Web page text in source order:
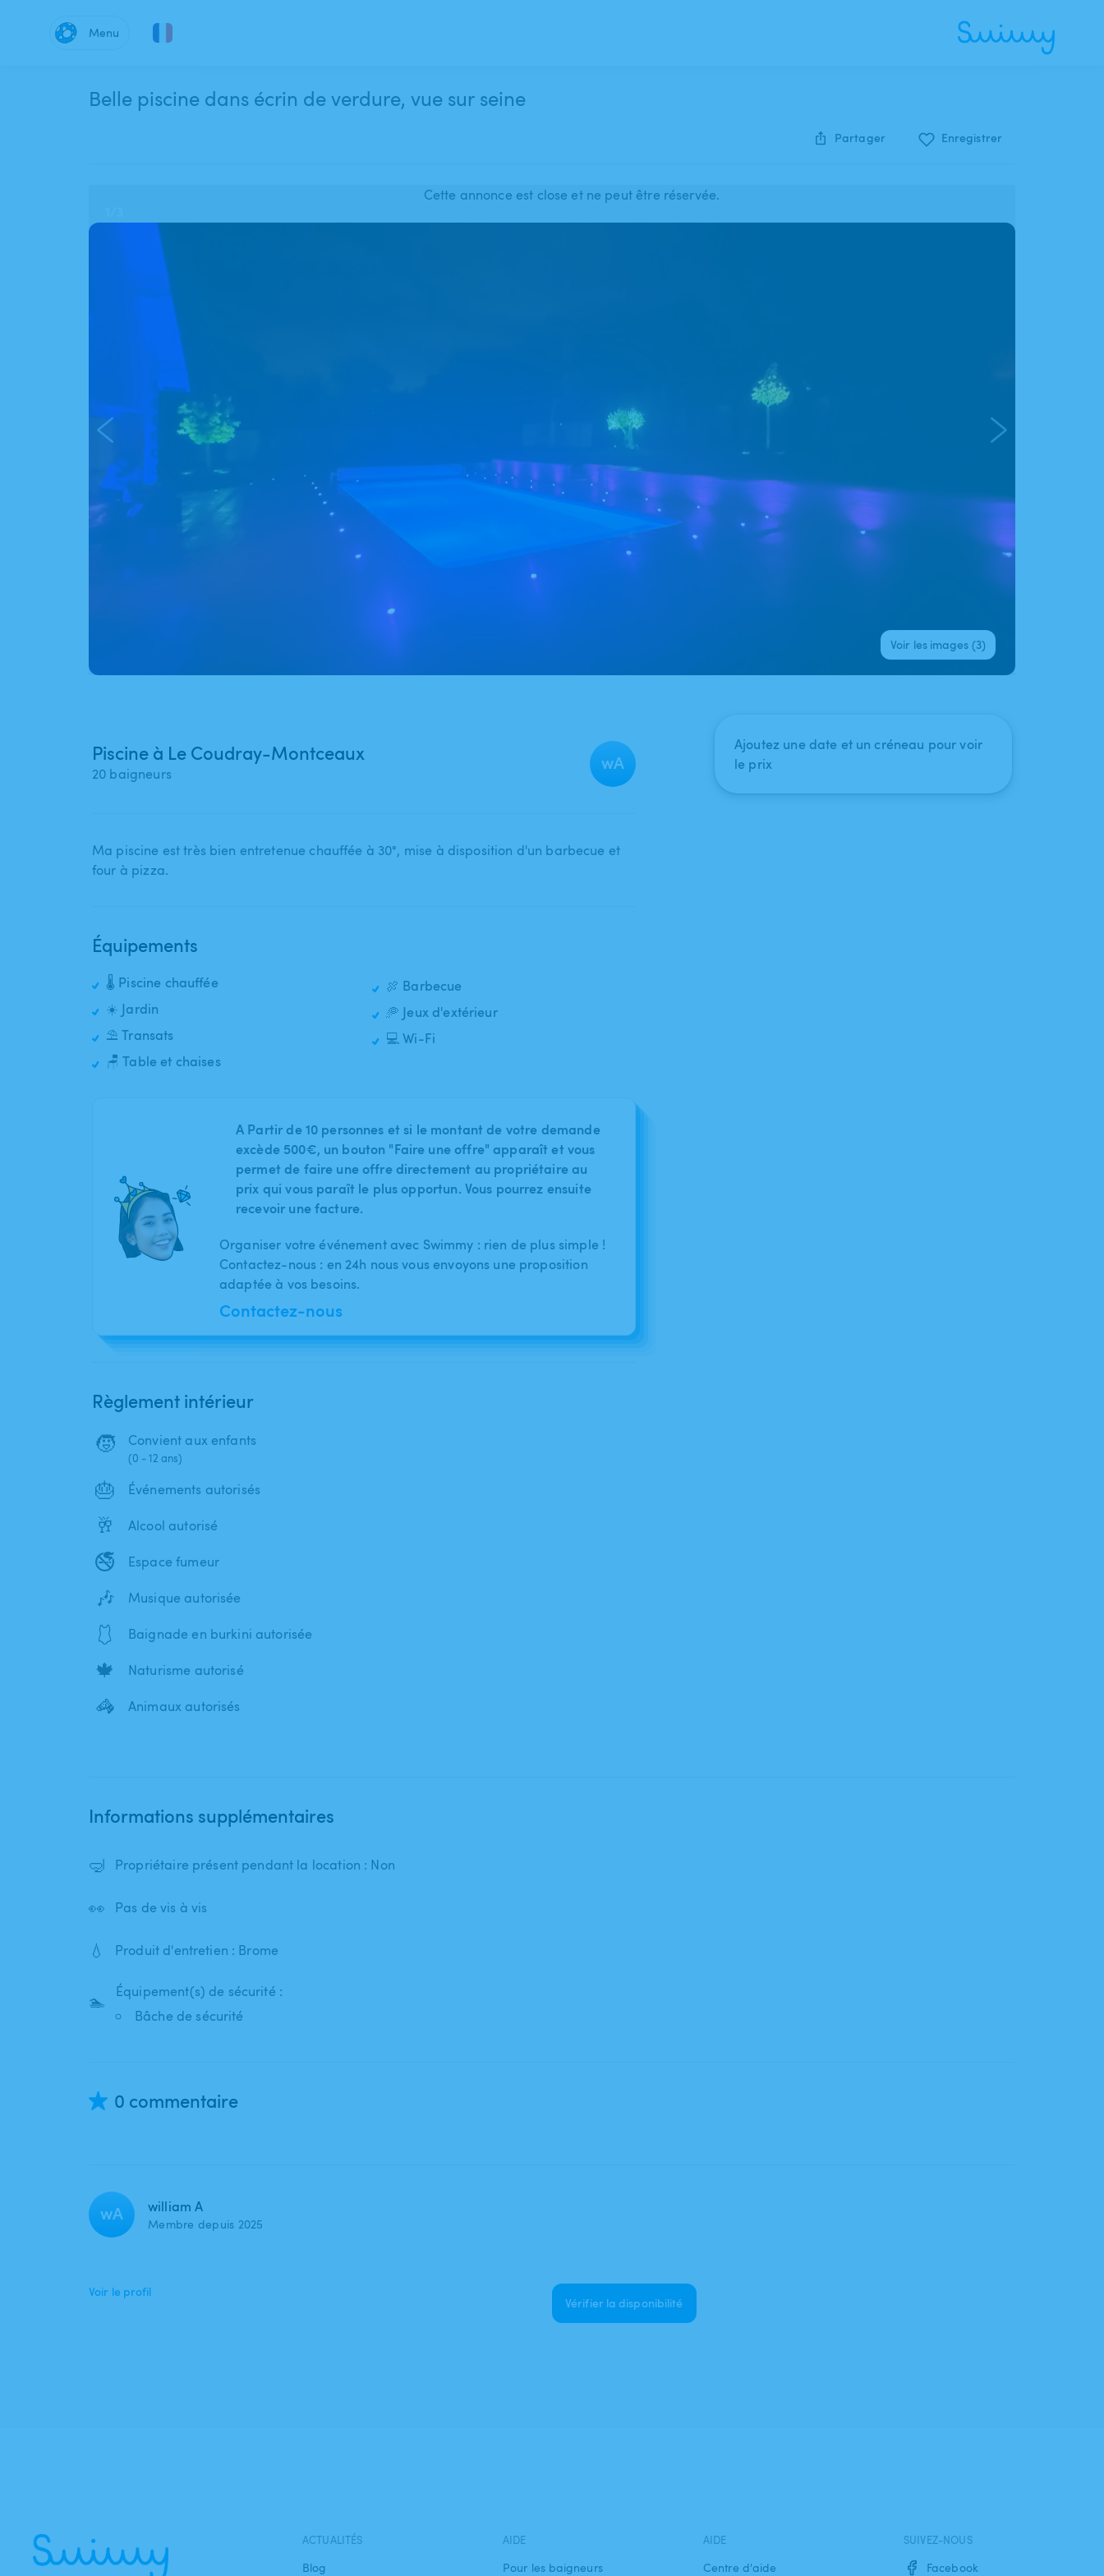
Menu
Belle piscine dans écrin de verdure, vue sur seine
Partager Enregistrer
Cette annonce est close et ne peut être réservée.
Voir les images (3)
Piscine à Le Coudray-Montceaux
20 baigneurs
wA
Ma piscine est très bien entretenue chauffée à 30°​,​ mise à disposition d'un barbecue et
four à pizza.
Équipements
🌡️ Piscine chauffée
☀️ Jardin
⛱️ Transats
🪑 Table et chaises
🍖 Barbecue
🥏 Jeux d'extérieur
💻 Wi-Fi
A Partir de 10 personnes et si le montant de votre demande
excède 500€, un bouton "Faire une offre" apparaît et vous
permet de faire une offre directement au propriétaire au
prix qui vous paraît le plus opportun. Vous pourrez ensuite
recevoir une facture.
Organiser votre événement avec Swimmy : rien de plus simple !
Contactez-nous : en 24h nous vous envoyons une proposition
adaptée à vos besoins.
Contactez-nous
Règlement intérieur
🧒 Convient aux enfants
(0 - 12 ans)
🎂 Événements autorisés
🥂 Alcool autorisé
🚭 Espace fumeur
🎶 Musique autorisée
🩱 Baignade en burkini autorisée
🍁 Naturisme autorisé
🦓 Animaux autorisés
Ajoutez une date et un créneau pour voir
le prix
Informations supplémentaires
🤿 Propriétaire présent pendant la location : Non
👀 Pas de vis à vis
💧 Produit d'entretien : Brome
🏊
Équipement(s) de sécurité :
Bâche de sécurité
0 commentaire
wA william A
Membre depuis 2025
Voir le profil
Vérifier la disponibilité
ACTUALITÉS
Blog
AIDE
Pour les baigneurs
AIDE
Centre d'aide
SUIVEZ-NOUS
Facebook